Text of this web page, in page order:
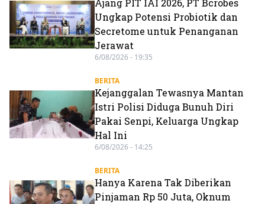
Ajang PIT IAI 2026, PT Bcrobes
Ungkap Potensi Probiotik dan
Secretome untuk Penanganan
Jerawat
6/08/2026 - 19:35
BERITA
Kejanggalan Tewasnya Mantan
Istri Polisi Diduga Bunuh Diri
Pakai Senpi, Keluarga Ungkap
Hal Ini
6/08/2026 - 14:25
BERITA
Hanya Karena Tak Diberikan
Pinjaman Rp 50 Juta, Oknum